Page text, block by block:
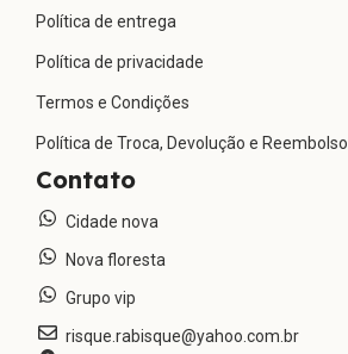
Política de entrega
Política de privacidade
Termos e Condições
Política de Troca, Devolução e Reembolso
Contato
Cidade nova
Nova floresta
Grupo vip
risque.rabisque@yahoo.com.br